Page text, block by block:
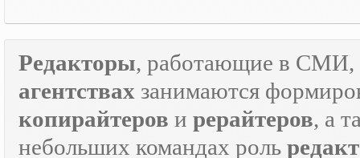
Редакторы, работающие в СМИ,
агентствах занимаются
копирайтеров и рерайтеров, а
небольших командах роль